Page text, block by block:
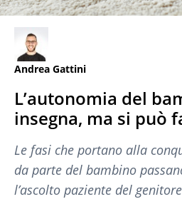
Andrea Gattini
L’autonomia del
insegna, ma si può
Le fasi che portano alla
da parte del bambino
l’ascolto paziente del genitore